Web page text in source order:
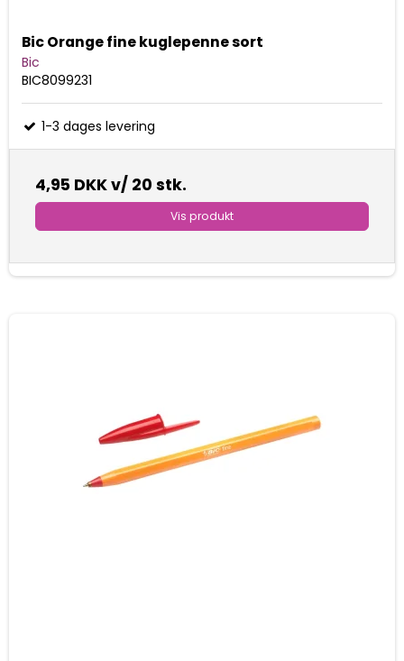
Bic Orange fine kuglepenne sort
Bic
BIC8099231
1-3 dages levering
4,95 DKKv/ 20 stk.
Vis produkt